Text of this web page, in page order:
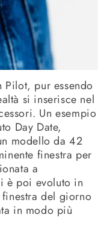
Pilot, pur essendo
si inserisce nel
Un esempio
Day Date,
modello da 42
finestra per
a
è poi evoluto in
del giorno
in modo più